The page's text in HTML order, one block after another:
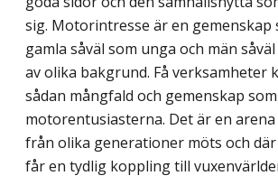
sig. Motorintresse är en gemenskap
gamla såväl som unga och män
av olika bakgrund. Få verksamheter
sådan mångfald och gemenskap
motorentusiasterna. Det är en
från olika generationer möts och
får en tydlig koppling till